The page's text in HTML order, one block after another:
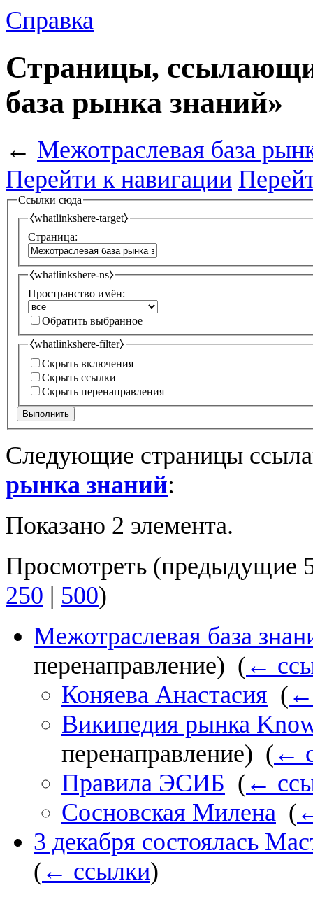
Справка
Страницы,
база рынка знаний»
← Межотраслевая база
Перейти к навигации
Ссылки сюда
⧼whatlinkshere-target⧽
Страница:
⧼whatlinkshere-ns⧽
Пространство имён:
Обратить выбранное
⧼whatlinkshere-filter⧽
Скрыть включения
Скрыть ссылки
Скрыть перенаправления
Выполнить
Следующие страницы
рынка знаний:
Показано 2 элемента.
Просмотреть (предыдущие
250 | 500)
Межотраслевая база
перенаправление) ‎ ( ←
Коняева Анастасия ( ←
Википедия рынка
перенаправление) ‎ ( ←
Правила ЭСИБ ( ←
Сосновская Милена (
3 декабря состоялась
( ← ссылки)